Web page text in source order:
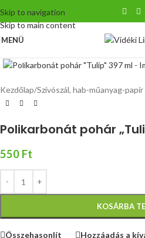
Skip to navigation
Skip to main content
MENÜ
Kezdőlap/Szívószál, hab-műanyag-
Polikarbonát pohár
550 Ft
KOSÁRBA
Összehasonlít Hozzáadás a